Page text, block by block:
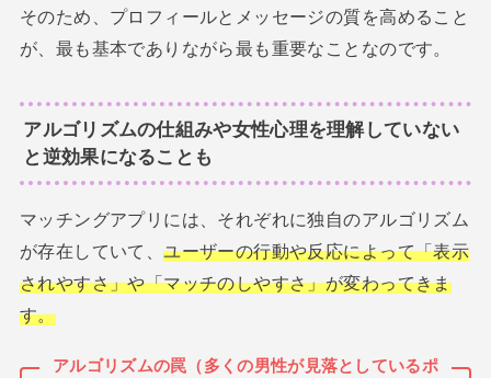
そのため、プロフィールとメッセージの質を高めること
が、最も基本でありながら最も重要なことなのです。
アルゴリズムの仕組みや女性心理を理解していない
と逆効果になることも
マッチングアプリには、それぞれに独自のアルゴリズム
が存在していて、ユーザーの行動や反応によって「表示
されやすさ」や「マッチのしやすさ」が変わってきま
す。
アルゴリズムの罠（多くの男性が見落としているポ